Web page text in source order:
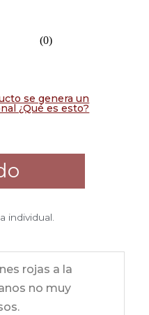
(0)
se genera un
¿Qué es esto?
individual.
rojas a la
no muy